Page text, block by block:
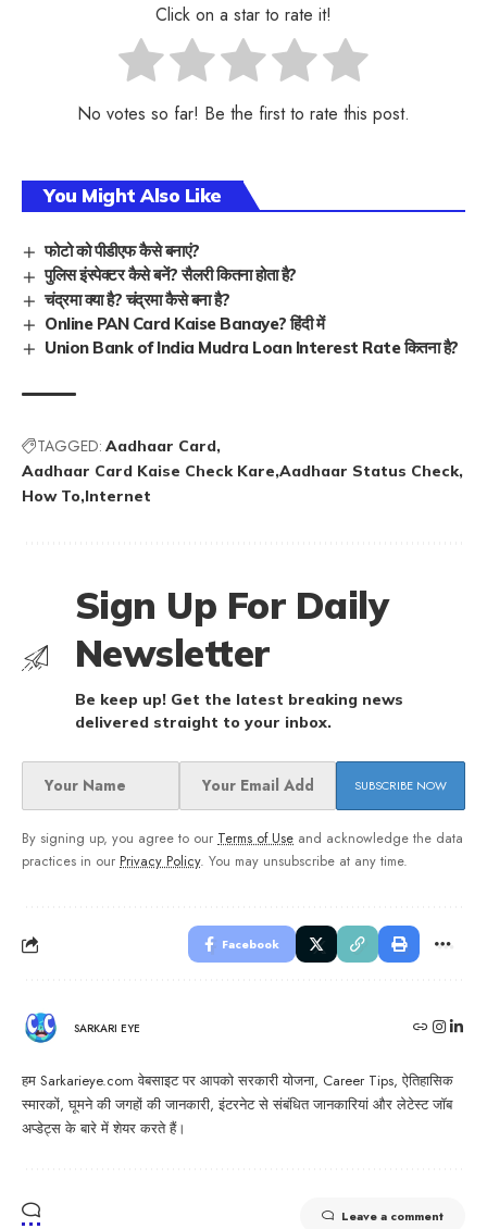
Click on a star to rate it!
No votes so far! Be the first to rate this post.
You Might Also Like
फोटो को पीडीएफ कैसे बनाएं?
पुलिस इंस्पेक्टर कैसे बनें? सैलरी कितना होता है?
चंद्रमा क्या है? चंद्रमा कैसे बना है?
Online PAN Card Kaise Banaye? हिंदी में
Union Bank of India Mudra Loan Interest Rate कितना है?
TAGGED: Aadhaar Card
Aadhaar Card Kaise Check Kare Aadhaar Status Check
How To Internet
Sign Up For Daily
Newsletter
Be keep up! Get the latest breaking news
delivered straight to your inbox.
By signing up, you agree to our Terms of Use and acknowledge the data
practices in our Privacy Policy. You may unsubscribe at any time.
Facebook
SARKARI EYE
हम Sarkarieye.com वेबसाइट पर आपको सरकारी योजना, Career Tips, ऐतिहासिक
स्मारकों, घूमने की जगहों की जानकारी, इंटरनेट से संबंधित जानकारियां और लेटेस्ट जॉब
अप्डेट्स के बारे में शेयर करते हैं।
Leave a comment